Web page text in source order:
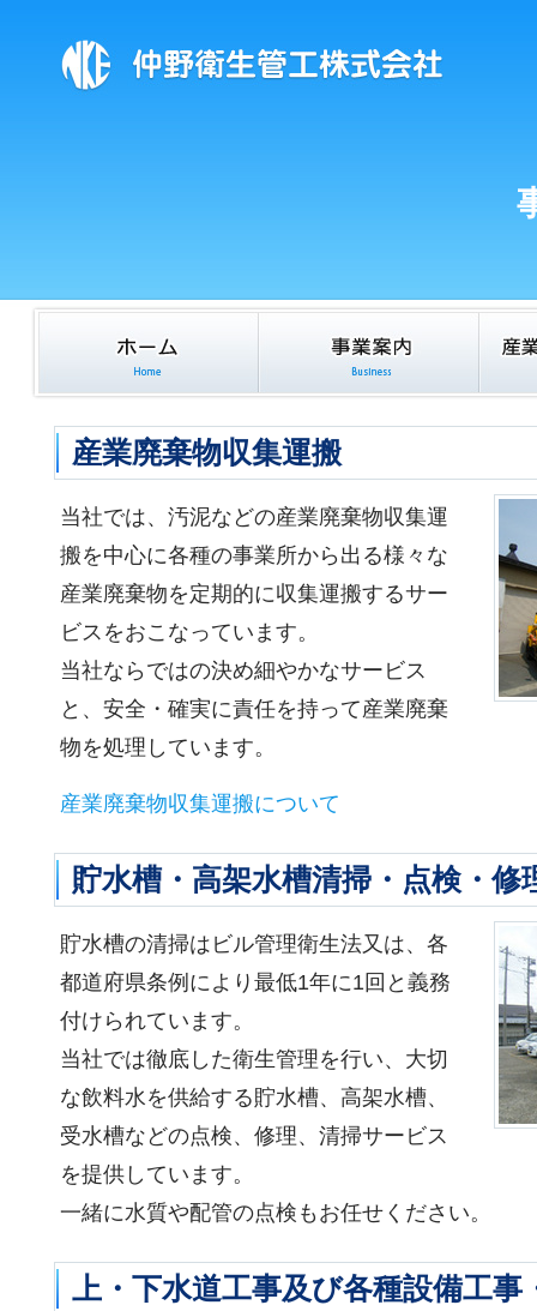
産業廃棄物収集運搬
当社では、汚泥などの産業廃棄物収集運
搬を中心に各種の事業所から出る様々な
産業廃棄物を定期的に収集運搬するサー
ビスをおこなっています。
当社ならではの決め細やかなサービス
と、安全・確実に責任を持って産業廃棄
物を処理しています。
産業廃棄物収集運搬について
貯水槽・高架水槽清掃・点検・修
貯水槽の清掃はビル管理衛生法又は、各
都道府県条例により最低1年に1回と義務
付けられています。
当社では徹底した衛生管理を行い、大切
な飲料水を供給する貯水槽、高架水槽、
受水槽などの点検、修理、清掃サービス
を提供しています。
一緒に水質や配管の点検もお任せください。
上・下水道工事及び各種設備工事